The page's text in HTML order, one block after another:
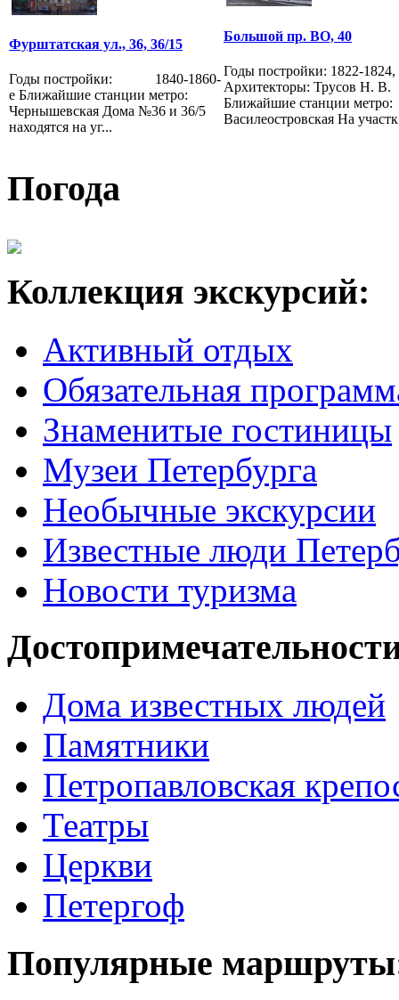
Фурштатская ул., 36, 36/15
Годы постройки: 1840-1860-
е Ближайшие станции метро:
Чернышевская Дома №36 и 36/5
находятся на уг...
Большой пр. ВО, 40
Годы постройки: 1822-1824,
Архитекторы: Трусов Н. В.
Ближайшие станции метро:
Василеостровская На
Погода
Коллекция экскурсий:
Активный отдых
Обязательная
Знаменитые гостиницы
Музеи Петербурга
Необычные экскурсии
Известные люди
Новости туризма
Дома известных людей
Памятники
Петропавловская
Театры
Церкви
Петергоф
Популярные